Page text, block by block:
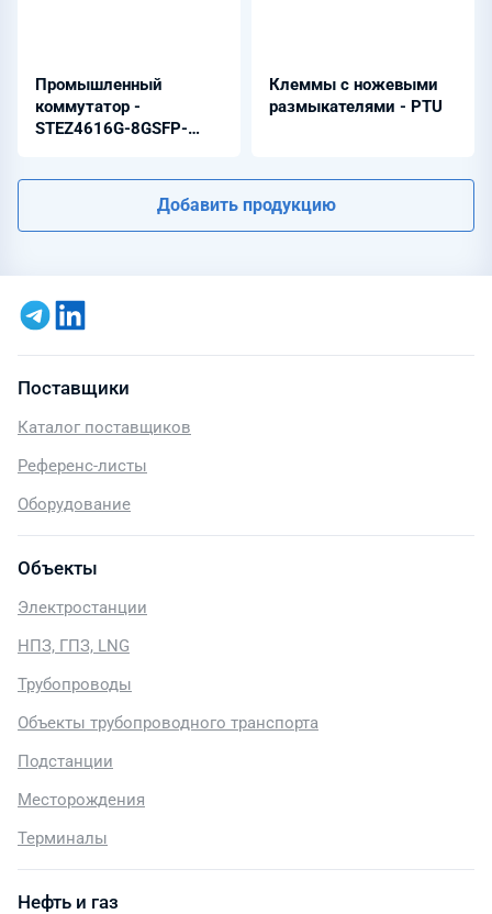
Промышленный
коммутатор -
STEZ4616G-8GSFP-
Клеммы с ножевыми
размыкателями - PTU
Добавить продукцию
Поставщики
Каталог поставщиков
Референс-листы
Оборудование
Объекты
Электростанции
НПЗ, ГПЗ, LNG
Трубопроводы
Объекты трубопроводного транспорта
Подстанции
Месторождения
Терминалы
Нефть и газ